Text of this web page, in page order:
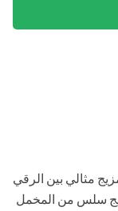
مثالي بين الرقي
سلس من المخمل